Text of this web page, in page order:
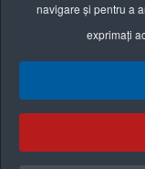
Termeni și
navigare și pentru a
exprimați